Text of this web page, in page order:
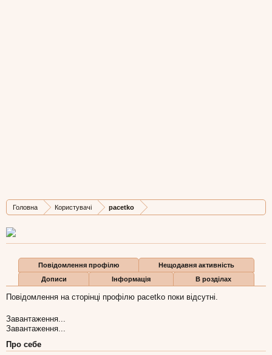
Головна Користувачі pacetko
Дописів
0
Карма Бали
0
Повідомлення профілю
Нещодавня активність
Дописи
Інформація В розділах
Повідомлення на сторінці профілю pacetko поки відсутні.
Завантаження...
Завантаження...
Про себе